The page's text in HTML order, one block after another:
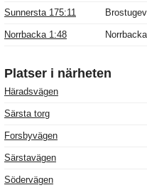
Sunnersta 175:11
Norrbacka 1:48
Platser i närheten
Häradsvägen
Särsta torg
Forsbyvägen
Särstavägen
Södervägen